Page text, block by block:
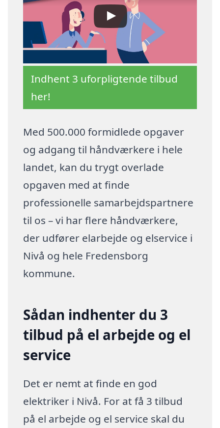
Indhent 3 uforpligtende tilbud
her!
Med 500.000 formidlede opgaver
og adgang til håndværkere i hele
landet, kan du trygt overlade
opgaven med at finde
professionelle samarbejdspartnere
til os – vi har flere håndværkere,
der udfører elarbejde og elservice i
Nivå og hele Fredensborg
kommune.
Sådan indhenter du 3
tilbud på el arbejde og el
service
Det er nemt at finde en god
elektriker i Nivå. For at få 3 tilbud
på el arbejde og el service skal du